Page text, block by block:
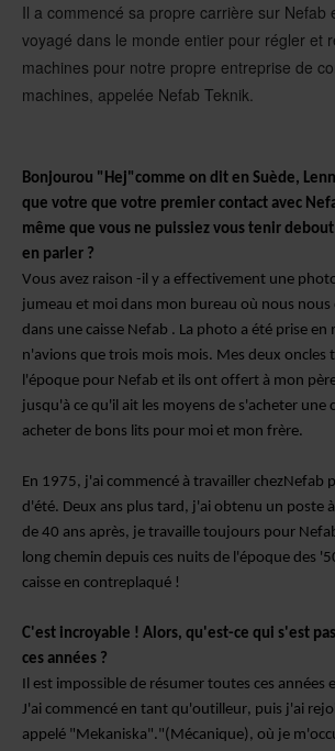
Il a commencé sa propre carrière sur Nefab
voyagé dans le monde entier pour régler et
machines pour notre propre entreprise de
machines, appelée Nefab Teknik.
Bonjourou " Hej "comme on dit en Suède,
que votre que votre premier contact avec
même que vous ne puissiez vous tenir
en parler ?
Vous avez raison -il y a effectivement une
jumeau et moi dans mon bureau où nous nous
dans une caisse Nefab . La photo a été prise en
n'avions que trois mois mois. Mes deux oncles
l'époque pour Nefab et ils ont offert à mon
jusqu'à ce qu'il ait les moyens de s'acheter une
acheter de bons lits pour moi et mon frère.
En 1975, j'ai commencé à travailler chezNefab
d'été. Deux ans plus tard, j'ai obtenu un poste
de 40 ans après, je travaille toujours pour
long chemin depuis ces nuits de l'époque des '
caisse en contreplaqué !
C'est incroyable ! Alors, qu'est-ce qui s'est
ces années ?
Il est impossible de résumer toutes ces années
J'ai commencé en tant qu'outilleur, puis j'ai
appelé "Mekaniska"."(Mécanique), où je